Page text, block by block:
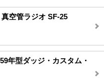
空管ラジオ SF-25
年型ダッジ・カスタム・